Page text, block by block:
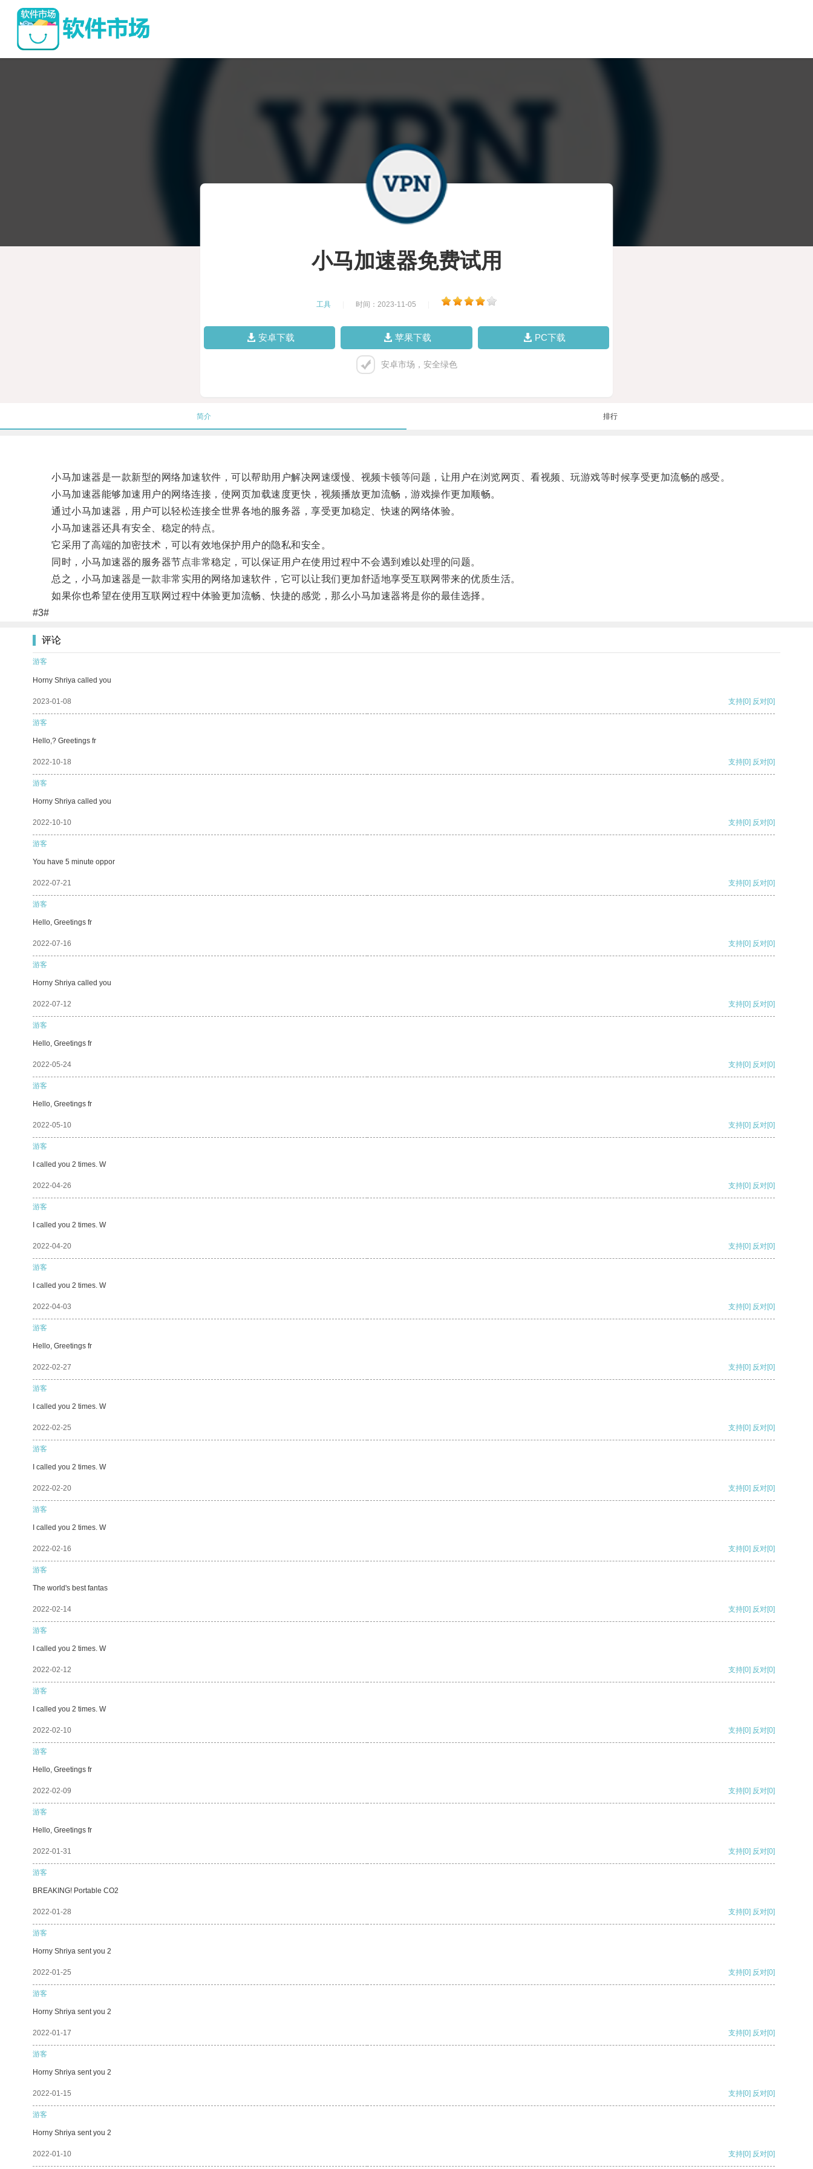
小马加速器免费试用
工具 时间：2023-11-05
安卓下载 苹果下载 PC下载
安卓市场，安全绿色
简介 排行
小马加速器是一款新型的网络加速软件，可以帮助用户解决网速缓慢、视频卡顿等问题，让用户在浏览网页、看视频、玩游戏等时候享受更加流畅的感受。
小马加速器能够加速用户的网络连接，使网页加载速度更快，视频播放更加流畅，游戏操作更加顺畅。
通过小马加速器，用户可以轻松连接全世界各地的服务器，享受更加稳定、快速的网络体验。
小马加速器还具有安全、稳定的特点。
它采用了高端的加密技术，可以有效地保护用户的隐私和安全。
同时，小马加速器的服务器节点非常稳定，可以保证用户在使用过程中不会遇到难以处理的问题。
总之，小马加速器是一款非常实用的网络加速软件，它可以让我们更加舒适地享受互联网带来的优质生活。
如果你也希望在使用互联网过程中体验更加流畅、快捷的感觉，那么小马加速器将是你的最佳选择。
#3#
评论
游客
Horny Shriya called you
2023-01-08 支持[0] 反对[0]
游客
Hello,? Greetings fr
2022-10-18 支持[0] 反对[0]
游客
Horny Shriya called you
2022-10-10 支持[0] 反对[0]
游客
You have 5 minute oppor
2022-07-21 支持[0] 反对[0]
游客
Hello, Greetings fr
2022-07-16 支持[0] 反对[0]
游客
Horny Shriya called you
2022-07-12 支持[0] 反对[0]
游客
Hello, Greetings fr
2022-05-24 支持[0] 反对[0]
游客
Hello, Greetings fr
2022-05-10 支持[0] 反对[0]
游客
I called you 2 times. W
2022-04-26 支持[0] 反对[0]
游客
I called you 2 times. W
2022-04-20 支持[0] 反对[0]
游客
I called you 2 times. W
2022-04-03 支持[0] 反对[0]
游客
Hello, Greetings fr
2022-02-27 支持[0] 反对[0]
游客
I called you 2 times. W
2022-02-25 支持[0] 反对[0]
游客
I called you 2 times. W
2022-02-20 支持[0] 反对[0]
游客
I called you 2 times. W
2022-02-16 支持[0] 反对[0]
游客
The world's best fantas
2022-02-14 支持[0] 反对[0]
游客
I called you 2 times. W
2022-02-12 支持[0] 反对[0]
游客
I called you 2 times. W
2022-02-10 支持[0] 反对[0]
游客
Hello, Greetings fr
2022-02-09 支持[0] 反对[0]
游客
Hello, Greetings fr
2022-01-31 支持[0] 反对[0]
游客
BREAKING! Portable CO2
2022-01-28 支持[0] 反对[0]
游客
Horny Shriya sent you 2
2022-01-25 支持[0] 反对[0]
游客
Horny Shriya sent you 2
2022-01-17 支持[0] 反对[0]
游客
Horny Shriya sent you 2
2022-01-15 支持[0] 反对[0]
游客
Horny Shriya sent you 2
2022-01-10 支持[0] 反对[0]